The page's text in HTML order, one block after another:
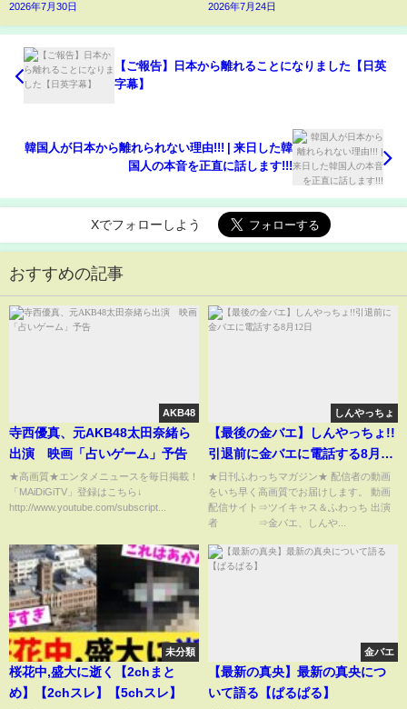
2026年7月30日 2026年7月24日
【ご報告】日本から離れることになりました【日英
字幕】
韓国人が日本から離れられない理由!!! | 来日した韓
国人の本音を正直に話します!!!
Xでフォローしよう
おすすめの記事
AKB48
寺西優真、元AKB48太田奈緒ら
出演 映画「占いゲーム」予告
★高画質★エンタメニュースを毎日掲載！
「MAiDiGiTV」登録はこちら↓
http://www.youtube.com/subscript...
しんやっちょ
【最後の金バエ】しんやっちょ!!
引退前に金バエに電話する8月12
日
★日刊ふわっちマガジン★ 配信者の動画
をいち早く高画質でお届けします。 動画
配信サイト⇒ツイキャス＆ふわっち 出演
者 ⇒金バエ、しんや...
未分類
桜花中,盛大に逝く【2chまと
め】【2chスレ】【5chスレ】
金バエ
【最新の真央】最新の真央につ
いて語る【ぱるぱる】